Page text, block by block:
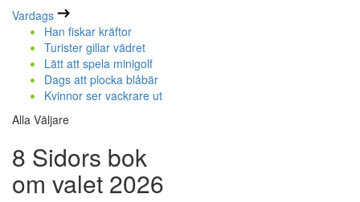
Vardags
Han fiskar kräftor
Turister gillar vädret
Lätt att spela minigolf
Dags att plocka blåbär
Kvinnor ser vackrare ut
Alla Väljare
8 Sidors bok
om valet 2026